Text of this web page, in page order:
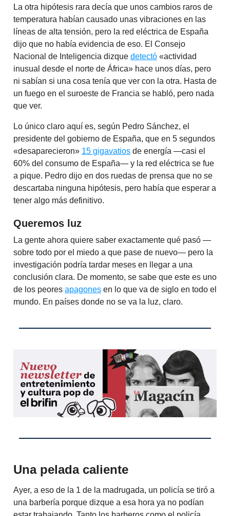
La otra hipótesis rara decía que unos cambios raros de
temperatura habían causado unas vibraciones en las
líneas de alta tensión, pero la red eléctrica de España
dijo que no había evidencia de eso. El Consejo
Nacional de Inteligencia dizque detectó «actividad
inusual desde el norte de África» hace unos días, pero
ni sabían si una cosa tenía que ver con la otra. Hasta de
un fuego en el suroeste de Francia se habló, pero nada
que ver.
Lo único claro aquí es, según Pedro Sánchez, el
presidente del gobierno de España, que en 5 segundos
«desaparecieron» 15 gigavatios de energía —casi el
60% del consumo de España— y la red eléctrica se fue
a pique. Pedro dijo en dos ruedas de prensa que no se
descartaba ninguna hipótesis, pero había que esperar a
tener algo más definitivo.
Queremos luz
La gente ahora quiere saber exactamente qué pasó —
sobre todo por el miedo a que pase de nuevo— pero la
investigación podría tardar meses en llegar a una
conclusión clara. De momento, se sabe que este es uno
de los peores apagones en lo que va de siglo en todo el
mundo. En países donde no se va la luz, claro.
Una pelada caliente
Ayer, a eso de la 1 de la madrugada, un policía se tiró a
una barbería porque dizque a esa hora ya no podían